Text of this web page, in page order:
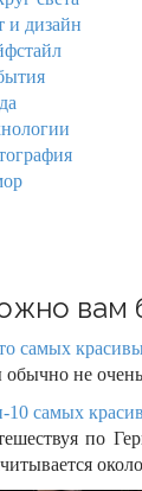
и дизайн
вам
самых
не очень
10 самых
по